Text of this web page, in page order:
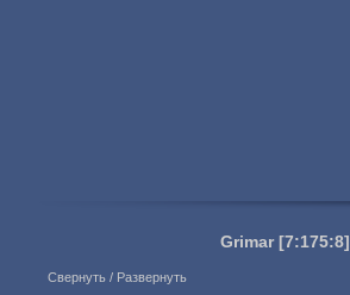
Grimar [7:175:8]
Свернуть / Развернуть